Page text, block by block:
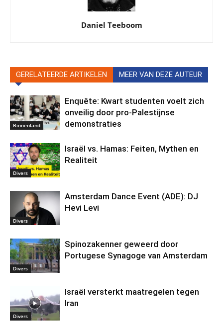
Daniel Teeboom
GERELATEERDE ARTIKELEN MEER VAN DEZE AUTEUR
Binnenland
Enquête: Kwart studenten voelt zich
onveilig door pro-Palestijnse
demonstraties
Divers
Israël vs. Hamas: Feiten, Mythen en
Realiteit
Divers
Amsterdam Dance Event (ADE): DJ
Hevi Levi
Divers
Spinozakenner geweerd door
Portugese Synagoge van Amsterdam
Divers
Israël versterkt maatregelen tegen
Iran